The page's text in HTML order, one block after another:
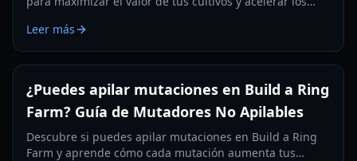
hasta Arcoíris.
Leer más
¿Puedes apilar mutaciones en Build a Ring
Farm? Guía de Mutadores No Apilables
Descubre si puedes apilar mutaciones en Build a Ring
Farm y aprende cómo cada mutación aumenta tus